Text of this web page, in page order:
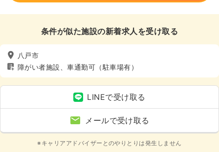
条件が似た施設の新着求人を受け取る
八戸市
障がい者施設、車通勤可（駐車場有）
LINEで受け取る
メールで受け取る
※キャリアアドバイザーとのやりとりは発生しません